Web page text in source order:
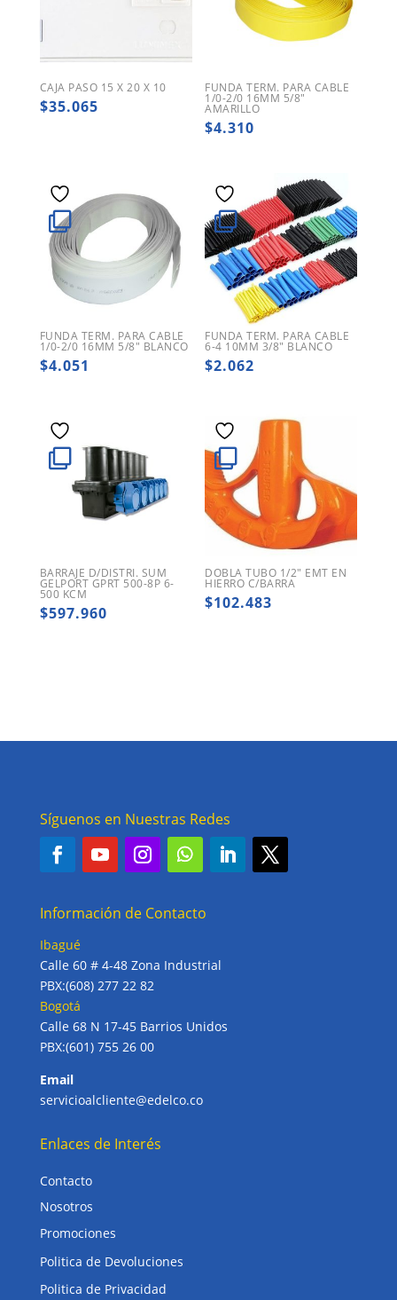
CAJA PASO 15 X 20 X 10
$35.065
FUNDA TERM. PARA CABLE
1/0-2/0 16MM 5/8″
AMARILLO
$4.310
FUNDA TERM. PARA CABLE
1/0-2/0 16MM 5/8″ BLANCO
$4.051
FUNDA TERM. PARA CABLE
6-4 10MM 3/8″ BLANCO
$2.062
BARRAJE D/DISTRI. SUM
GELPORT GPRT 500-8P 6-
500 KCM
$597.960
DOBLA TUBO 1/2″ EMT EN
HIERRO C/BARRA
$102.483
Síguenos en Nuestras Redes
Información de Contacto
Ibagué
Calle 60 # 4-48 Zona Industrial
PBX:(608) 277 22 82
Bogotá
Calle 68 N 17-45 Barrios Unidos
PBX:(601) 755 26 00
Email
servicioalcliente@edelco.co
Enlaces de Interés
Contacto
Nosotros
Promociones
Politica de Devoluciones
Politica de Privacidad